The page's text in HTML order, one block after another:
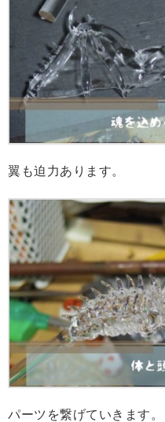
翼も迫力あります。
パーツを繋げていきます。